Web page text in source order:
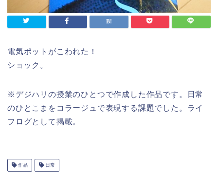
電気ポットがこわれた！
ショック。
※デジハリの授業のひとつで作成した作品です。日常
のひとこまをコラージュで表現する課題でした。ライ
フログとして掲載。
作品 日常